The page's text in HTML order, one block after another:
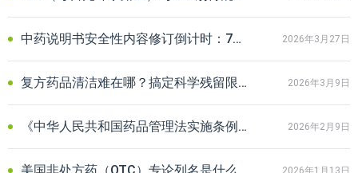
中药说明书安全性内容修订倒计时：7月起，“尚不明确”将不予再注册！ 2026年3月27日
复方药品清洁难在哪？搞定科学残留限度，您只差一份PDE报告 2026年3月9日
《中华人民共和国药品管理法实施条例》最新修订版正式发布｜附解读 2026年2月9日
2026年1月13日